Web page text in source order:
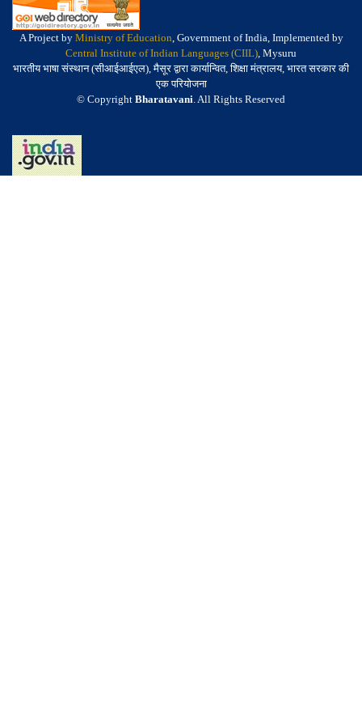
A Project by Ministry of Education, Government of India, Implemented by
Central Institute of Indian Languages (CIIL), Mysuru
भारतीय भाषा संस्थान (सीआईआईएल), मैसूर द्वारा कार्यान्वित, शिक्षा मंत्रालय, भारत सरकार की
एक परियोजना
© Copyright Bharatavani. All Rights Reserved